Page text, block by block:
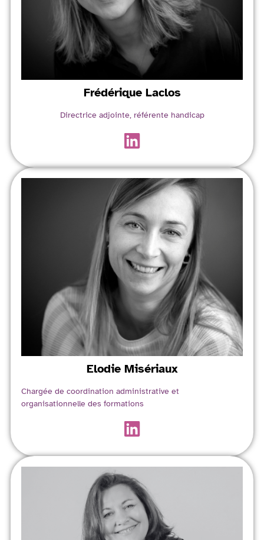
FrédériqueLaclos
Directrice adjointe, référente handicap
ElodieMisériaux
Chargée de coordination administrative et
organisationnelle des formations